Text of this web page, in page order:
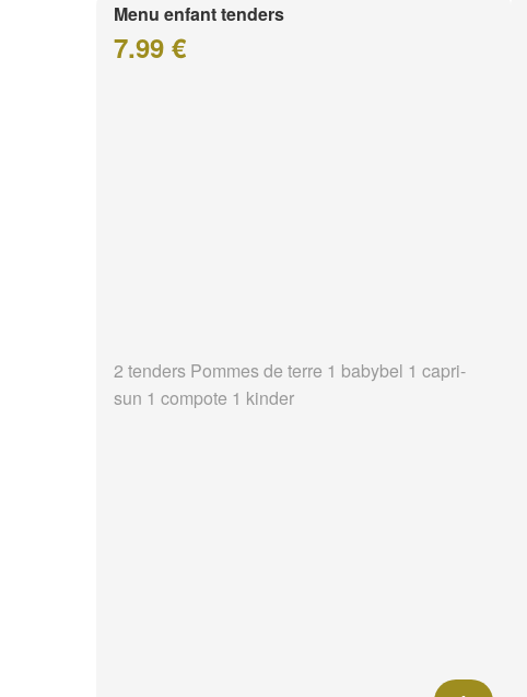
Menu enfant tenders
7.99 €
2 tenders Pommes de terre 1 babybel 1 capri-
sun 1 compote 1 kinder